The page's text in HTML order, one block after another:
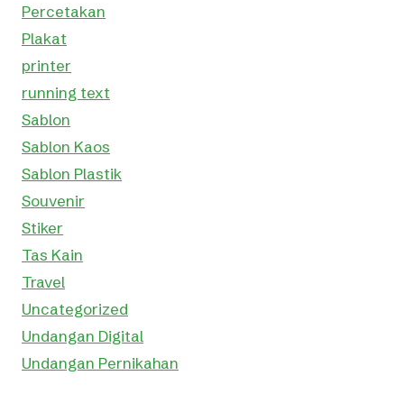
Percetakan
Plakat
printer
running text
Sablon
Sablon Kaos
Sablon Plastik
Souvenir
Stiker
Tas Kain
Travel
Uncategorized
Undangan Digital
Undangan Pernikahan